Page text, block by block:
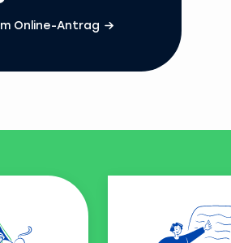
Online-Antrag